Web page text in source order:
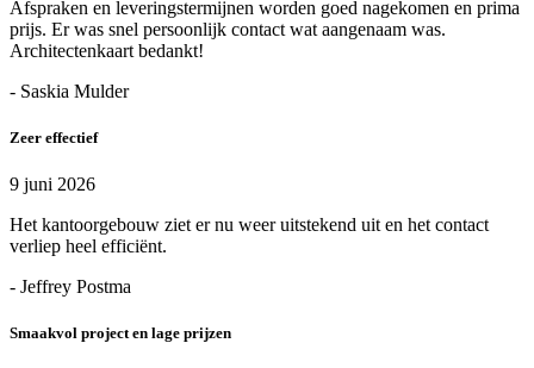
Afspraken en leveringstermijnen worden goed nagekomen en prima
prijs. Er was snel persoonlijk contact wat aangenaam was.
Architectenkaart bedankt!
- Saskia Mulder
Zeer effectief
9 juni 2026
Het kantoorgebouw ziet er nu weer uitstekend uit en het contact
verliep heel efficiënt.
- Jeffrey Postma
Smaakvol project en lage prijzen